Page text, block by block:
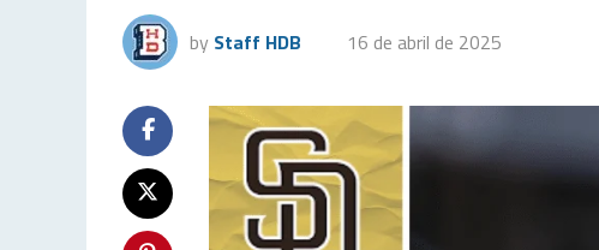
by Staff HDB 16 de abril de 2025